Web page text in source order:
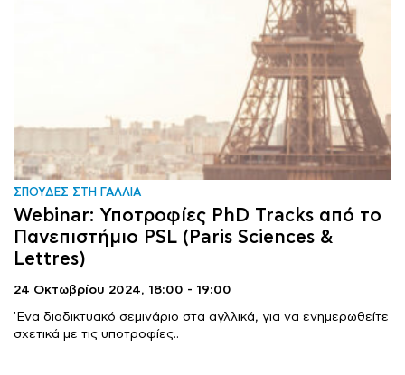
ΣΠΟΥΔΕΣ ΣΤΗ ΓΑΛΛΙΑ
Webinar: Υποτροφίες PhD Tracks από το
Πανεπιστήμιο PSL (Paris Sciences &
Lettres)
24 Οκτωβρίου 2024, 18:00 - 19:00
'Ενα διαδικτυακό σεμινάριο στα αγλλικά, για να ενημερωθείτε
σχετικά με τις υποτροφίες..